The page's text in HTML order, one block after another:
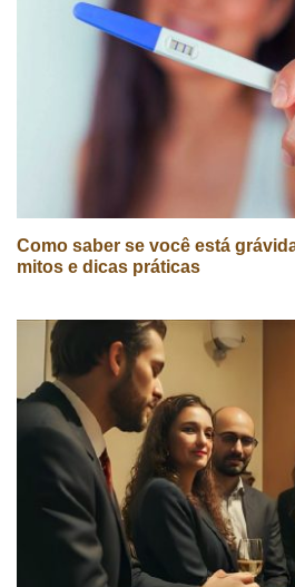
Como saber se você está
mitos e dicas práticas